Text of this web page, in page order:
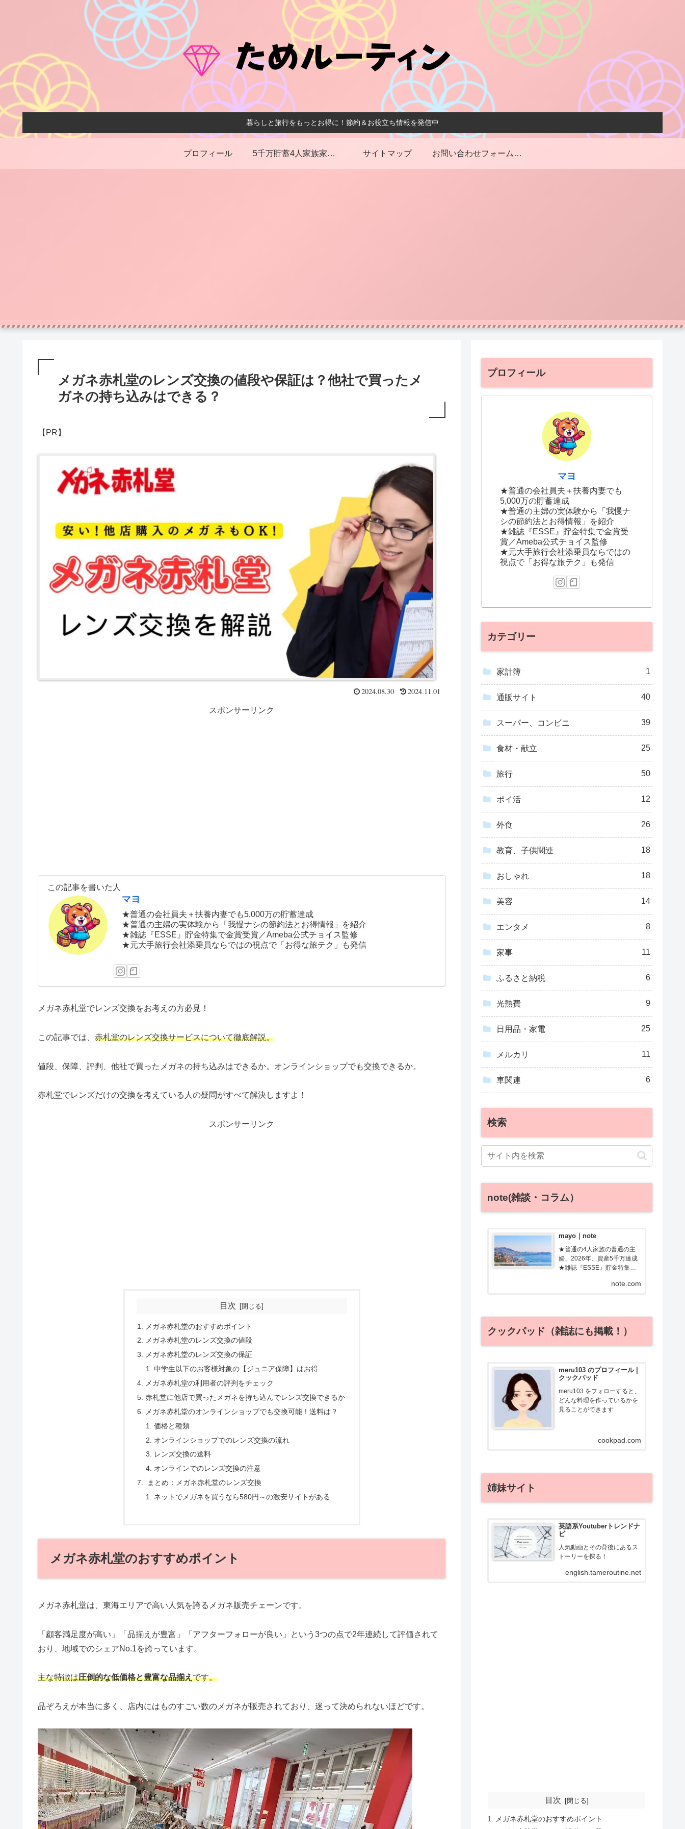
暮らしと旅行をもっとお得に！節約＆お役立ち情報を発信中
プロフィール 5千万貯蓄4人家族家計簿 サイトマップ お問い合わせフォーム・お仕事のご依頼
メガネ赤札堂のレンズ交換の値段や保証は？他社で買ったメ
ガネの持ち込みはできる？
【PR】
2024.08.30 2024.11.01
スポンサーリンク
この記事を書いた人
マヨ
★普通の会社員夫＋扶養内妻でも5,000万の貯蓄達成
★普通の主婦の実体験から「我慢ナシの節約法とお得情報」を紹介
★雑誌『ESSE』貯金特集で金賞受賞／Ameba公式チョイス監修
★元大手旅行会社添乗員ならではの視点で「お得な旅テク」も発信
メガネ赤札堂でレンズ交換をお考えの方必見！
この記事では、 赤札堂のレンズ交換サービスについて徹底解説。
値段、保障、評判、他社で買ったメガネの持ち込みはできるか。オンラインショップでも交換できるか。
赤札堂でレンズだけの交換を考えている人の疑問がすべて解決しますよ！
スポンサーリンク
目次
メガネ赤札堂のおすすめポイント
メガネ赤札堂のレンズ交換の値段
メガネ赤札堂のレンズ交換の保証
中学生以下のお客様対象の【ジュニア保障】はお得
メガネ赤札堂の利用者の評判をチェック
赤札堂に他店で買ったメガネを持ち込んでレンズ交換できるか
メガネ赤札堂のオンラインショップでも交換可能！送料は？
価格と種類
オンラインショップでのレンズ交換の流れ
レンズ交換の送料
オンラインでのレンズ交換の注意
まとめ：メガネ赤札堂のレンズ交換
ネットでメガネを買うなら580円～の激安サイトがある
メガネ赤札堂のおすすめポイント
メガネ赤札堂は、東海エリアで高い人気を誇るメガネ販売チェーンです。
「顧客満足度が高い」「品揃えが豊富」「アフターフォローが良い」という3つの点で2年連続して評価されて
おり、地域でのシェアNo.1を誇っています。
主な特徴は圧倒的な低価格と豊富な品揃えです。
品ぞろえが本当に多く、店内にはものすごい数のメガネが販売されており、迷って決められないほどです。
プロフィール
マヨ
★普通の会社員夫＋扶養内妻でも
5,000万の貯蓄達成
★普通の主婦の実体験から「我慢ナ
シの節約法とお得情報」を紹介
★雑誌『ESSE』貯金特集で金賞受
賞／Ameba公式チョイス監修
★元大手旅行会社添乗員ならではの
視点で「お得な旅テク」も発信
カテゴリー
家計簿 1
通販サイト 40
スーパー、コンビニ 39
食材・献立 25
旅行 50
ポイ活 12
外食 26
教育、子供関連 18
おしゃれ 18
美容 14
エンタメ 8
家事 11
ふるさと納税 6
光熱費 9
日用品・家電 25
メルカリ 11
車関連 6
検索
note(雑談・コラム）
mayo｜note
★普通の4人家族の普通の主
婦、2026年、資産5千万達成
★雑誌『ESSE』貯金特集で
修★元添乗員・調理師免許フ
note.com
クックパッド（雑誌にも掲載！）
meru103 のプロフィール |
クックパッド
meru103 をフォローすると、
どんな料理を作っているかを
見ることができます
cookpad.com
姉妹サイト
英語系Youtuberトレンドナ
ビ
人気動画とその背後にあるス
トーリーを探る！
english.tameroutine.net
目次
メガネ赤札堂のおすすめポイント